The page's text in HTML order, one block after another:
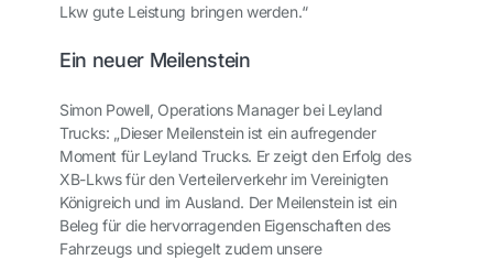
Lkw gute Leistung bringen werden.“
Ein neuer Meilenstein
Simon Powell, Operations Manager bei Leyland
Trucks: „Dieser Meilenstein ist ein aufregender
Moment für Leyland Trucks. Er zeigt den Erfolg des
XB-Lkws für den Verteilerverkehr im Vereinigten
Königreich und im Ausland. Der Meilenstein ist ein
Beleg für die hervorragenden Eigenschaften des
Fahrzeugs und spiegelt zudem unsere